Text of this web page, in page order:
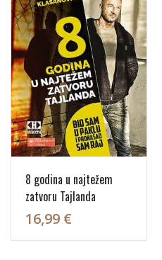
8 godina u najtežem
zatvoru Tajlanda
16,99 €